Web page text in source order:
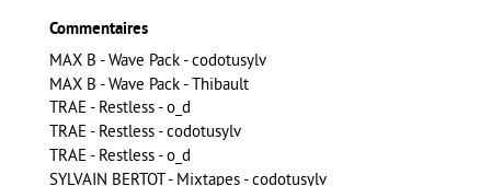
Commentaires
MAX B - Wave Pack - codotusylv
MAX B - Wave Pack - Thibault
TRAE - Restless - o_d
TRAE - Restless - codotusylv
TRAE - Restless - o_d
SYLVAIN BERTOT - Mixtapes - codotusylv